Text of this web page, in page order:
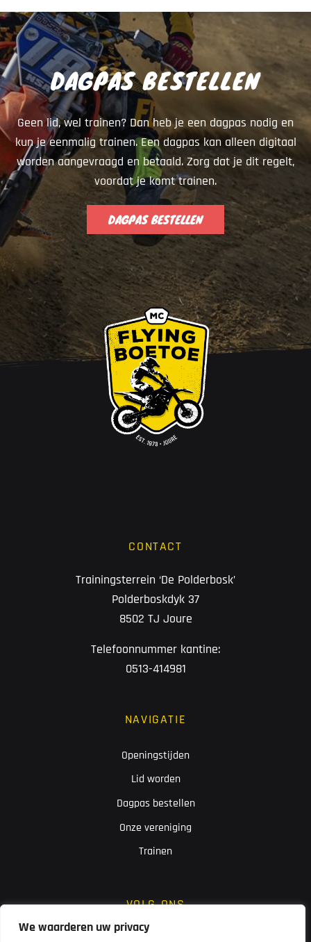
We waarderen uw privacy
DAGPAS BESTELLEN
Geen lid, wel trainen? Dan heb je een dagpas nodig en
kun je eenmalig trainen. Een dagpas kan alleen digitaal
worden aangevraagd en betaald. Zorg dat je dit regelt,
voordat je komt trainen.
DAGPAS BESTELLEN
CONTACT
Trainingsterrein ‘De Polderbosk’
Polderboskdyk 37
8502 TJ Joure
Telefoonnummer kantine:
0513-414981
NAVIGATIE
Openingstijden
Lid worden
Dagpas bestellen
Onze vereniging
Trainen
VOLG ONS